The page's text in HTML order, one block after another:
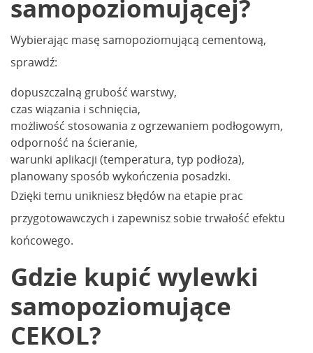
samopoziomującej?
Wybierając masę samopoziomującą cementową,
sprawdź:
dopuszczalną grubość warstwy,
czas wiązania i schnięcia,
możliwość stosowania z ogrzewaniem podłogowym,
odporność na ścieranie,
warunki aplikacji (temperatura, typ podłoża),
planowany sposób wykończenia posadzki.
Dzięki temu unikniesz błędów na etapie prac
przygotowawczych i zapewnisz sobie trwałość efektu
końcowego.
Gdzie kupić wylewki
samopoziomujące
CEKOL?